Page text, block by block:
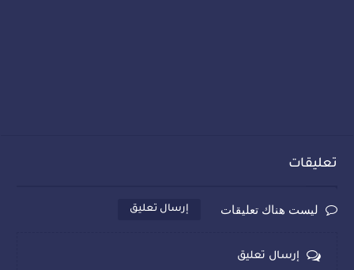
تعليقات
ليست هناك تعليقات إرسال تعليق
إرسال تعليق